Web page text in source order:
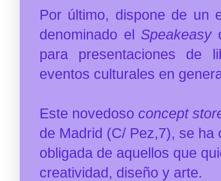
Por último, dispone de un
denominado el Speakeasy
para presentaciones de
eventos culturales en
Este novedoso concept
de Madrid (C/ Pez,7), se ha
obligada de aquellos que
creatividad, diseño y arte.